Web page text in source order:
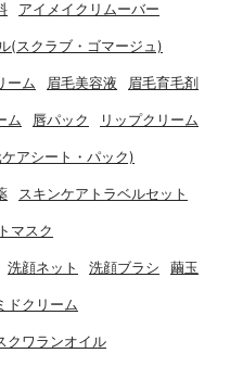
アイメイクリムーバー
(スクラブ・ゴマージュ)
ーム 眉毛美容液 眉毛育毛剤
ム 唇パック リップクリーム
アシート・パック)
スキンケアトラベルセット
マスク
洗顔ネット 洗顔ブラシ 繭玉
ドクリーム
クワランオイル